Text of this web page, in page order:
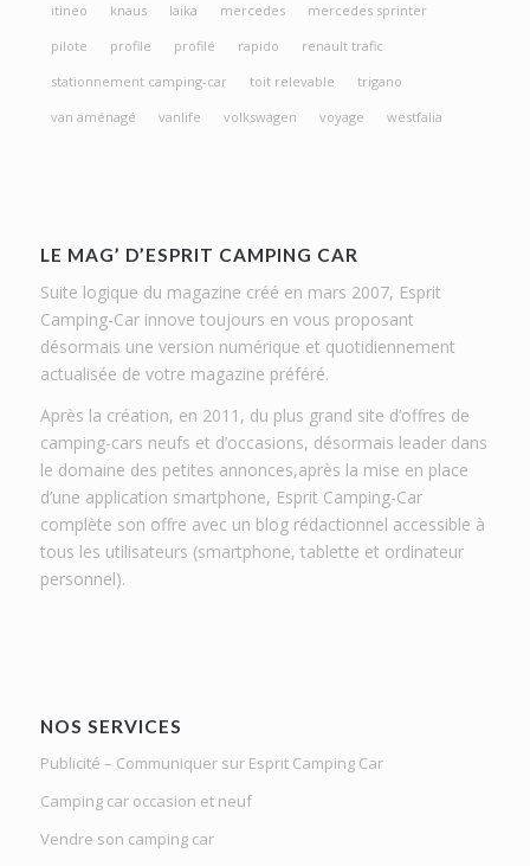
itineo
knaus laika mercedes
mercedes sprinter
pilote
profile profilé rapido
renault trafic
stationnement camping-car
toit relevable
trigano
van aménagé
vanlife volkswagen voyage westfalia
LE MAG’ D’ESPRIT CAMPING CAR
Suite logique du magazine créé en mars 2007, Esprit
Camping-Car innove toujours en vous proposant
désormais une version numérique et quotidiennement
actualisée de votre magazine préféré.
Après la création, en 2011, du plus grand site d’offres de
camping-cars neufs et d’occasions, désormais leader dans
le domaine des petites annonces,après la mise en place
d’une application smartphone, Esprit Camping-Car
complète son offre avec un blog rédactionnel accessible à
tous les utilisateurs (smartphone, tablette et ordinateur
personnel).
NOS SERVICES
Publicité – Communiquer sur Esprit Camping Car
Camping car occasion et neuf
Vendre son camping car